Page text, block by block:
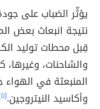
يؤثّر الضباب على
نتيجة انبعاث بعض
قِبل محطات توليد
والشاحنات،
المنبعثة في الهواء
وأكاسيد النيتروجين.[٥]